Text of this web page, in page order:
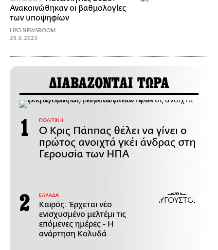
Ανακοινώθηκαν οι βαθμολογίες
των υποψηφίων
LIFO NEWSROOM
29.6.2023
ΔΙΑΒΑΖΟΝΤΑΙ ΤΩΡΑ
ΠΟΛΙΤΙΚΗ
Ο Κρις Πάππας θέλει να γίνει ο
πρώτος ανοιχτά γκέι άνδρας στη
Γερουσία των ΗΠΑ
ΕΛΛΑΔΑ
Καιρός: Έρχεται νέο
ενισχυσμένο μελτέμι τις
επόμενες ημέρες - Η
ανάρτηση Κολυδά